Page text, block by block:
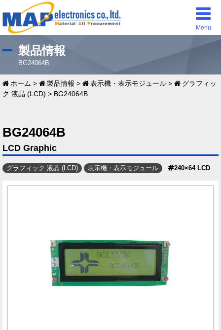
Menu
製品情報
BG24064B
ホーム > 製品情報 > 表示機・表示モジュール >
グラフィッ
ク 液晶 (LCD) > BG24064B
BG24064B
LCD Graphic
グラフィック 液晶 (LCD) 表示機・表示モジュール 240×64 LCD